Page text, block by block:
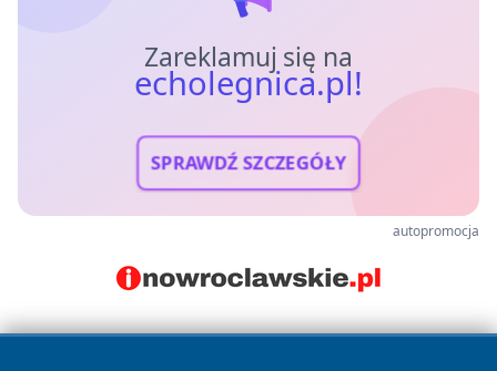
Zareklamuj się na
echolegnica.pl!
SPRAWDŹ SZCZEGÓŁY
autopromocja